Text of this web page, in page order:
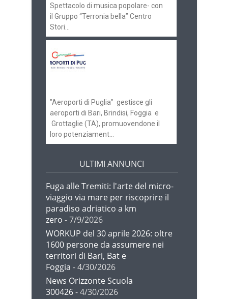
Spettacolo di musica popolare- con
il Gruppo “Terronia bella” Centro
Stori...
"Aeroporti di Puglia" gestisce gli
aeroporti di Bari, Brindisi, Foggia e
Grottaglie (TA), promuovendone il
loro potenziament...
ULTIMI ANNUNCI
Fuga alle Tremiti: l'arte del micro-
viaggio via mare per riscoprire il
paradiso adriatico a km
zero - 7/9/2026
WORKUP del 30 aprile 2026: oltre
1600 persone da assumere nei
territori di Bari, Bat e
Foggia - 4/30/2026
News Orizzonte Scuola
300426- 4/30/2026